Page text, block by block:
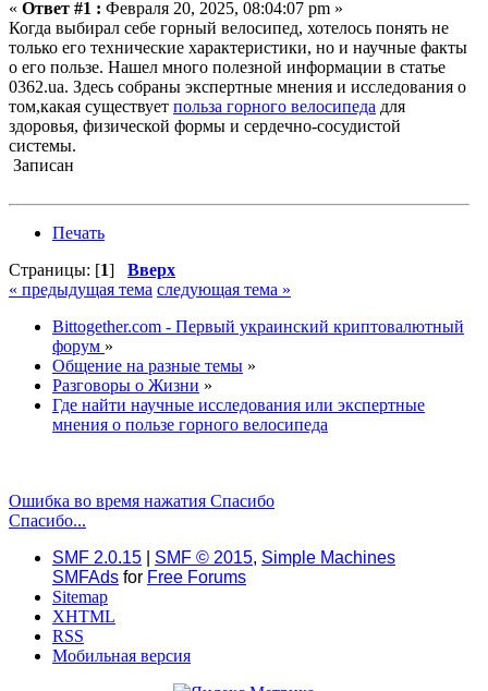
« Ответ #1 : Февраля 20, 2025, 08:04:07 pm »
Когда выбирал себе горный велосипед, хотелось понять не
только его технические характеристики, но и научные факты
о его пользе. Нашел много полезной информации в статье
0362.ua. Здесь собраны экспертные мнения и исследования о
том,какая существует польза горного велосипеда для
здоровья, физической формы и сердечно-сосудистой
системы.
Записан
Печать
Страницы: [1] Вверх
« предыдущая тема следующая тема »
Bittogether.com - Первый украинский криптовалютный
форум »
Общение на разные темы »
Разговоры о Жизни »
Где найти научные исследования или экспертные
мнения о пользе горного велосипеда
Ошибка во время нажатия Спасибо
Спасибо...
SMF 2.0.15
SMF © 2015, Simple Machines
SMFAds for Free Forums
Sitemap
XHTML
RSS
Мобильная версия